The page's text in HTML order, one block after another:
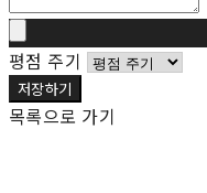
평점 주기
저장하기
목록으로 가기